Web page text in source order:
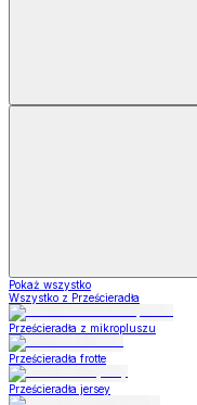
Pokaż wszystko
Wszystko z Prześcieradła
Prześcieradła z mikropluszu
Prześcieradła frotte
Prześcieradła jersey